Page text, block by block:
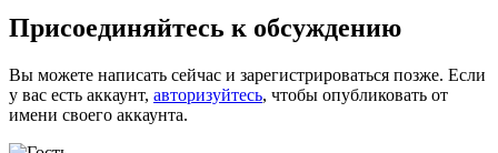
Присоединяйтесь к обсуждению
Вы можете написать сейчас и зарегистрироваться позже. Если
у вас есть аккаунт, авторизуйтесь, чтобы опубликовать от
имени своего аккаунта.